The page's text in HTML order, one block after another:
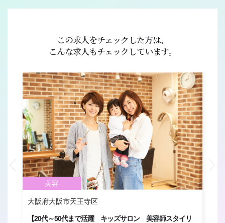
FOR BUSINESS
運営会社 プライバシーポリシー
この求人をチェックした方は、
こんな求人もチェックしています。
美容
大阪府大阪市天王寺区
【20代～50代まで活躍 キッズサロン 美容師スタイリ